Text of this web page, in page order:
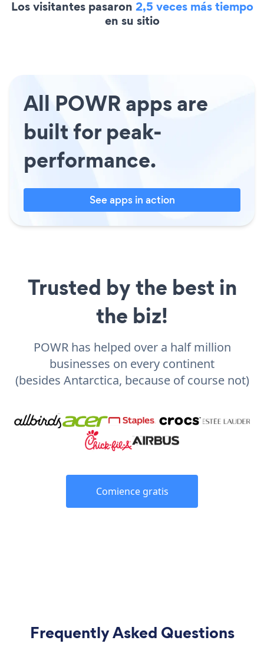
Los visitantes pasaron 2,5 veces más tiempo
en su sitio
All POWR apps are
built for peak-
performance.
See apps in action
Trusted by the best in
the biz!
POWR has helped over a half million
businesses on every continent
(besides Antarctica, because of course not)
Comience gratis
Frequently Asked Questions